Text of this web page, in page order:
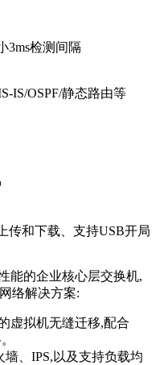
3ms检测间隔
IS/OSPF/静态路由等
传和下载、支持USB开局
能的企业核心层交换机,
络解决方案:
虚拟机无缝迁移,配合
、IPS,以及支持负载均